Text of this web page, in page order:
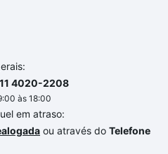
4020-2208
às 18:00
em atraso:
ou através do Telefone